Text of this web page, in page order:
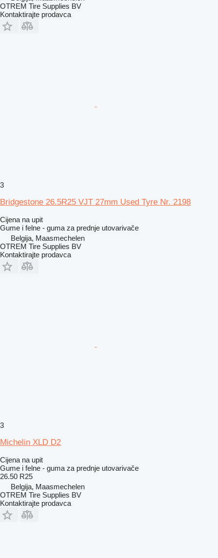
OTREM Tire Supplies BV
Kontaktirajte prodavca
3
Bridgestone 26.5R25 VJT 27mm Used Tyre Nr. 2198
Cijena na upit
Gume i felne - guma za prednje utovarivače
Belgija, Maasmechelen
OTREM Tire Supplies BV
Kontaktirajte prodavca
3
Michelin XLD D2
Cijena na upit
Gume i felne - guma za prednje utovarivače
26.50 R25
Belgija, Maasmechelen
OTREM Tire Supplies BV
Kontaktirajte prodavca